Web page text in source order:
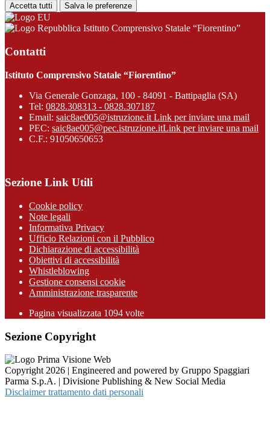
Accetta tutti Salva le preferenze
Istituto Comprensivo Statale “Fiorentino”
Contatti
Istituto Comprensivo Statale “Fiorentino”
Via Generale Gonzaga, 100 - 84091 - Battipaglia (SA)
Tel: 0828.308313 - 0828.307187
Email: saic8ae005@istruzione.it Link per inviare una mail
PEC: saic8ae005@pec.istruzione.itLink per inviare una mail
C.F.: 91050650653
Sezione Link Utili
Cookie policy
Note legali
Informativa Privacy
Ufficio Relazioni con il Pubblico
Dichiarazione di accessibilità
Obiettivi di accessibilità
Whistleblowing
Gestione consensi cookie
Amministrazione trasparente
Pagina visualizzata 1094 volte
Sezione Copyright
Copyright 2026 | Engineered and powered by Gruppo Spaggiari
Parma S.p.A. | Divisione Publishing & New Social Media
Disclaimer trattamento dati personali